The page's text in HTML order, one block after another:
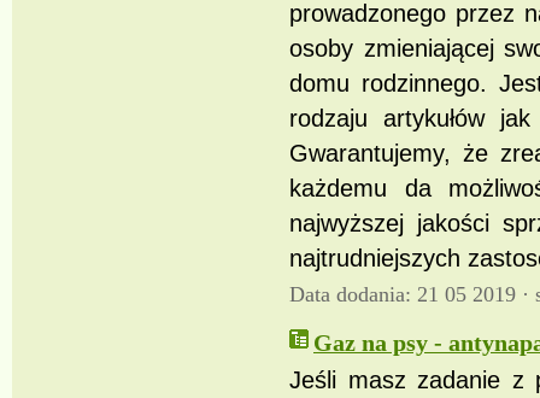
prowadzonego przez
osoby zmieniającej
domu rodzinnego.
rodzaju artykułów
Gwarantujemy, że
każdemu da
najwyższej jakości
najtrudniejszych
Data dodania: 21 05 2019 ·
Gaz na psy -
Jeśli masz zadanie z